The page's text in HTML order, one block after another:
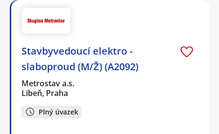
Stavbyvedoucí elektro -
slaboproud (M/Ž) (A2092)
Metrostav a.s.
Libeň, Praha
Plný úvazek